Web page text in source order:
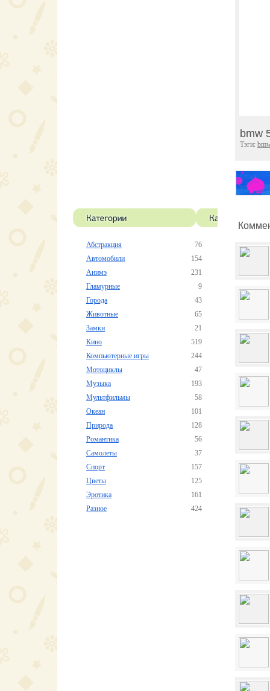
Абстракция
76
Автомобили
154
Анимэ
231
Гламурные
9
Города
43
Животные
65
Замки
21
Кино
519
Компьютерные игры
244
Мотоциклы
47
Музыка
193
Мультфильмы
58
Океан
101
Природа
128
Романтика
56
Самолеты
37
Спорт
157
Цветы
125
Эротика
161
Разное
424
bmw
Тэги: